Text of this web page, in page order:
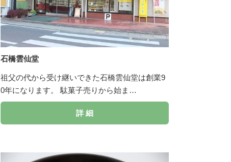
石橋雲仙堂
祖父の代から受け継いできた石橋雲仙堂は創業9
0年になります。 駄菓子売りから始ま…
詳 細